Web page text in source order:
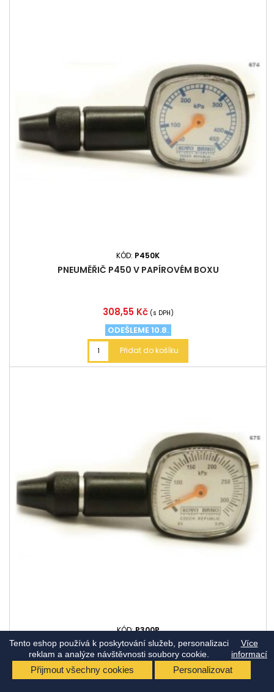
Tento eshop používá k poskytování služeb, personalizaci
reklam a analýze návštěvnosti soubory cookie.
Více
informací
Přijmout všechny cookies Personalizovat
KÓD: P450K
PNEUMĚŘIČ P450 V PAPÍROVÉM BOXU
Cena
308,55 Kč (s DPH)
ODEŠLEME 10.8.
Přidat do košíku
KÓD:P300P
PNEUMĚŘIČ P300 PLASTOVÝ OBAL